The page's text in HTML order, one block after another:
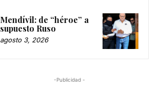
Mendívil: de “héroe” a
supuesto Ruso
agosto 3, 2026
-Publicidad -